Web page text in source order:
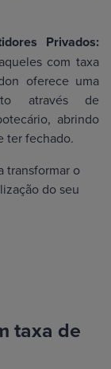
Privados:
com taxa
oferece uma
através de
abrindo
ter fechado.
transformar o
do seu
taxa de